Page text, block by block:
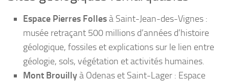
Espace Pierres Follesà Saint-Jean-des-Vignes :
musée retraçant 500 millions d’années d’histoire
géologique, fossiles et explications sur le lien entre
géologie, sols, végétation et activités humaines.
Mont Brouillyà Odenas et Saint-Lager : Espace